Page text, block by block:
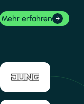
Mehr erfahren